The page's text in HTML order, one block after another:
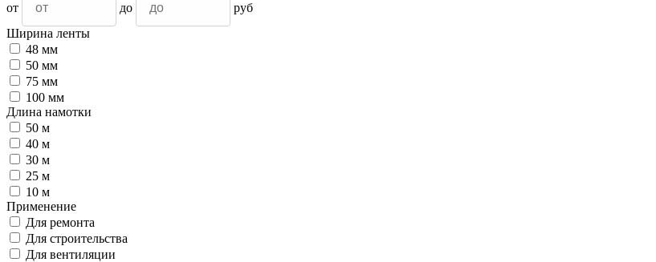
от
до
руб
Ширина ленты
48 мм
50 мм
75 мм
100 мм
Длина намотки
50 м
40 м
30 м
25 м
10 м
Применение
Для ремонта
Для строительства
Для вентиляции